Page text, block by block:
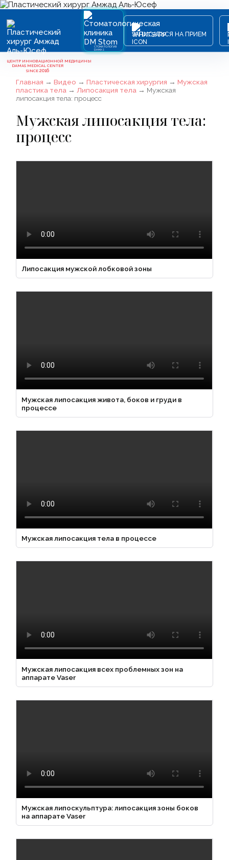
ЦЕНТР ИННОВАЦИОННОЙ МЕДИЦИНЫ
DAMAS MEDICAL CENTER
SINCE 2016
СТОМАТОЛОГИЯ
DAMAS
ЗАПИСАТЬСЯ НА ПРИЕМ
Главная →Видео →Пластическая хирургия →Мужская
пластика тела → Липосакция тела → Мужская
липосакция тела: процесс
Мужская липосакция тела:
процесс
Липосакция мужской лобковой зоны
Мужская липосакция живота, боков и груди в
процессе
Мужская липосакция тела в процессе
Мужская липосакция всех проблемных зон на
аппарате Vaser
Мужская липоскульптура: липосакция зоны боков
на аппарате Vaser